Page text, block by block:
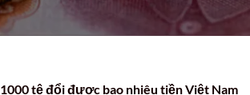
1000 tệ đổi được bao nhiêu tiền Việt Nam